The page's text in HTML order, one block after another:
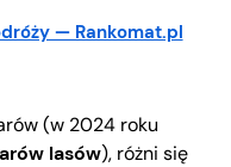
— Rankomat.pl
(w 2024 roku
lasów), różni się